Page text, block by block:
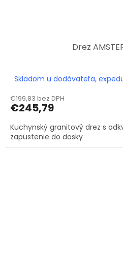
Drez
Skladom u dodávateľa,
€199,83 bez DPH
€245,79
Kuchynský granitový drez s
zapustenie do dosky